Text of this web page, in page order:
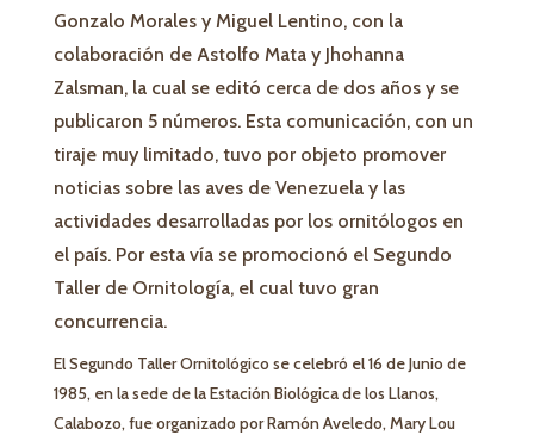
Gonzalo Morales y Miguel Lentino, con la
colaboración de Astolfo Mata y Jhohanna
Zalsman, la cual se editó cerca de dos años y se
publicaron 5 números. Esta comunicación, con un
tiraje muy limitado, tuvo por objeto promover
noticias sobre las aves de Venezuela y las
actividades desarrolladas por los ornitólogos en
el país. Por esta vía se promocionó el Segundo
Taller de Ornitología, el cual tuvo gran
concurrencia.
El Segundo Taller Ornitológico se celebró el 16 de Junio de
1985, en la sede de la Estación Biológica de los Llanos,
Calabozo, fue organizado por Ramón Aveledo, Mary Lou